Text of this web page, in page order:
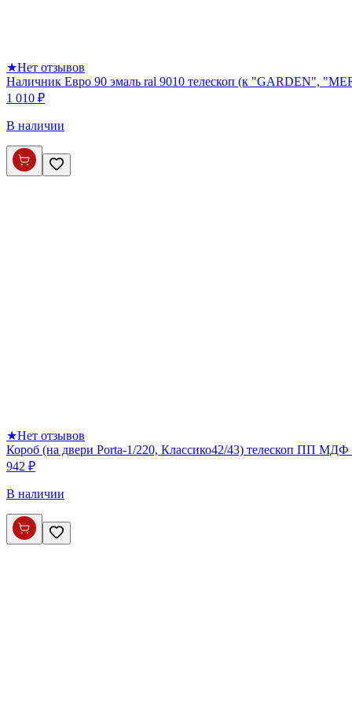
★Нет отзывов
Наличник Евро 90 эмаль ral 9010 телескоп (к "GARDEN",
1 010 ₽
В наличии
★Нет отзывов
Короб (на двери Porta-1/220, Классико42/43) телескоп ПП
942 ₽
В наличии